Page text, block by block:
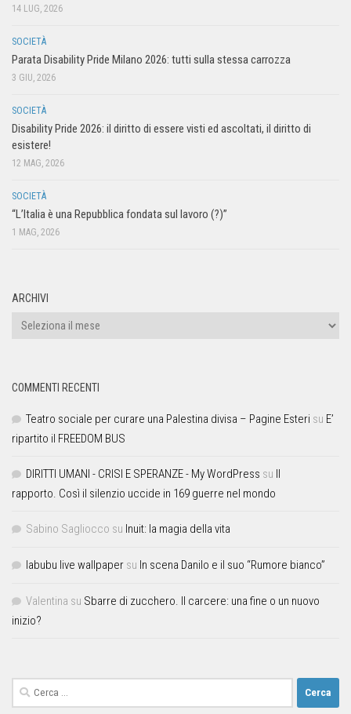
14 LUG, 2026
SOCIETÀ
Parata Disability Pride Milano 2026: tutti sulla stessa carrozza
3 GIU, 2026
SOCIETÀ
Disability Pride 2026: il diritto di essere visti ed ascoltati, il diritto di
esistere!
12 MAG, 2026
SOCIETÀ
“L’Italia è una Repubblica fondata sul lavoro (?)”
1 MAG, 2026
ARCHIVI
COMMENTI RECENTI
Teatro sociale per curare una Palestina divisa – Pagine Esteri su E’
ripartito il FREEDOM BUS
DIRITTI UMANI - CRISI E SPERANZE - My WordPress su Il
rapporto. Così il silenzio uccide in 169 guerre nel mondo
Sabino Sagliocco su Inuit: la magia della vita
labubu live wallpaper su In scena Danilo e il suo “Rumore bianco”
Valentina su Sbarre di zucchero. Il carcere: una fine o un nuovo
inizio?